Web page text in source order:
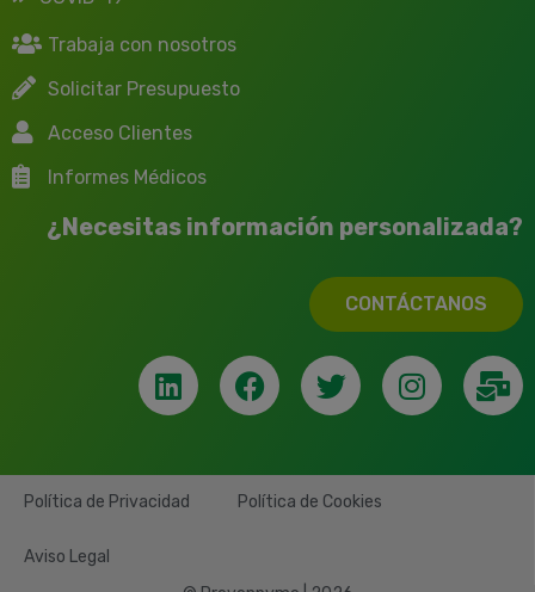
Trabaja con nosotros
Solicitar Presupuesto
Acceso Clientes
Informes Médicos
¿Necesitas información personalizada?
CONTÁCTANOS
Política de Privacidad Política de Cookies
Aviso Legal